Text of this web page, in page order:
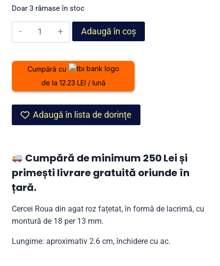
a
fost:
349,00 lei.
249,00 lei.
Doar 3 rămase în stoc
Cantitate
din
Adaugă în coș
Cumpără cu
de la 12.23 LEI / lună
Adaugă în lista de dorințe
Cumpără de minimum 250 Lei și
primești livrare gratuită oriunde în
țară.
Cercei Roua din agat roz fațetat, în formă de lacrimă, cu
montură de 18 per 13 mm.
Lungime: aproximativ 2.6 cm, închidere cu ac.